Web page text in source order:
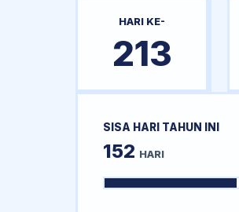
HARI KE-
213
SISA HARI TAHUN INI
152 HARI